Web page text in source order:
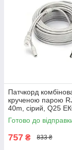
Патчкорд
крученою парою
40m, сірий, Q25
Готово до
757 ₴ 833 ₴